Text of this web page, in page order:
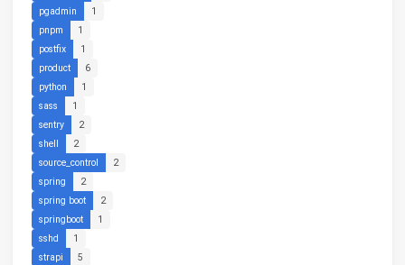
pgadmin
1
pnpm
1
postfix
1
product
6
python
1
sass
1
sentry
2
shell
2
source_control
2
spring
2
spring boot
2
springboot
1
sshd
1
strapi
5